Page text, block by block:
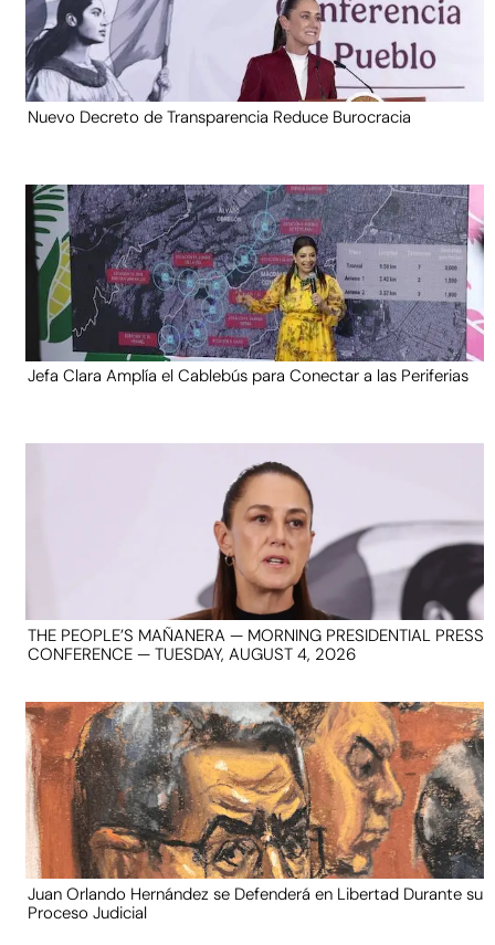
Nuevo Decreto de Transparencia Reduce Burocracia
Jefa Clara Amplía el Cablebús para Conectar a las Periferias
THE PEOPLE’S MAÑANERA — MORNING PRESIDENTIAL PRESS
CONFERENCE — TUESDAY, AUGUST 4, 2026
Juan Orlando Hernández se Defenderá en Libertad Durante su
Proceso Judicial